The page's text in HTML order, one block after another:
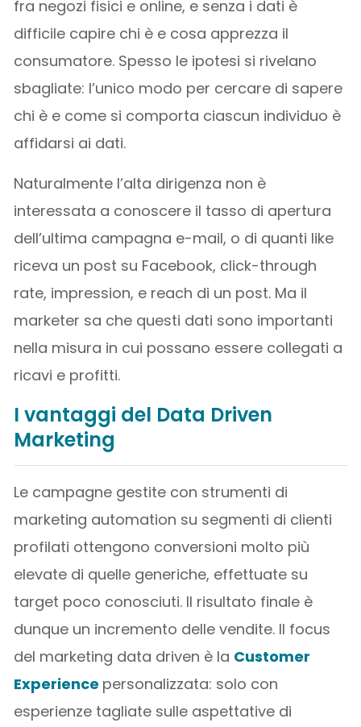
fra negozi fisici e online, e senza i dati è
difficile capire chi è e cosa apprezza il
consumatore. Spesso le ipotesi si rivelano
sbagliate: l’unico modo per cercare di sapere
chi è e come si comporta ciascun individuo è
affidarsi ai dati.
Naturalmente l’alta dirigenza non è
interessata a conoscere il tasso di apertura
dell’ultima campagna e-mail, o di quanti like
riceva un post su Facebook, click-through
rate, impression, e reach di un post. Ma il
marketer sa che questi dati sono importanti
nella misura in cui possano essere collegati a
ricavi e profitti.
I vantaggi del Data Driven
Marketing
Le campagne gestite con strumenti di
marketing automation su segmenti di clienti
profilati ottengono conversioni molto più
elevate di quelle generiche, effettuate su
target poco conosciuti. Il risultato finale è
dunque un incremento delle vendite. Il focus
del marketing data driven è la Customer
Experience personalizzata: solo con
esperienze tagliate sulle aspettative di